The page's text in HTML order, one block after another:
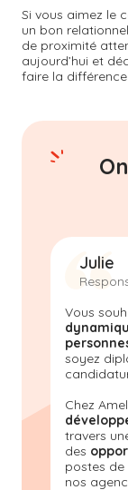
Si vous aimez le
un bon
de proximité
aujourd’hui et
faire la différence
Julie
Vous
soyez
Chez
travers
des
postes de
nos